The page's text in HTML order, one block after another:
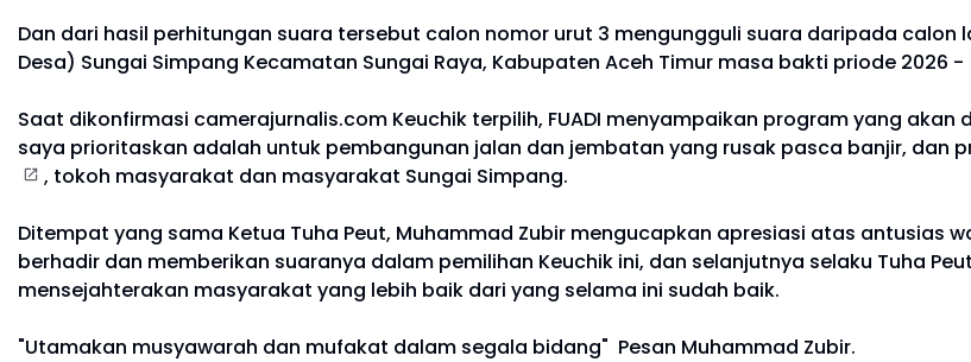
Dan dari hasil perhitungan suara tersebut calon nomor urut 3 mengungguli suara daripada
Desa) Sungai Simpang Kecamatan Sungai Raya, Kabupaten Aceh Timur masa bakti priode 2026 -
Saat dikonfirmasi camerajurnalis.com Keuchik terpilih, FUADI menyampaikan program yang
saya prioritaskan adalah untuk pembangunan jalan dan jembatan yang rusak pasca banjir, dan
, tokoh masyarakat dan masyarakat Sungai Simpang.
Ditempat yang sama Ketua Tuha Peut, Muhammad Zubir mengucapkan apresiasi atas antusias
berhadir dan memberikan suaranya dalam pemilihan Keuchik ini, dan selanjutnya selaku Tuha
mensejahterakan masyarakat yang lebih baik dari yang selama ini sudah baik.
"Utamakan musyawarah dan mufakat dalam segala bidang" Pesan Muhammad Zubir.